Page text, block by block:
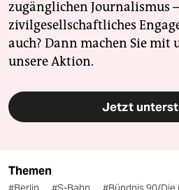
zugänglichen Journalismus
zivilgesellschaftliches
auch? Dann machen Sie mit
unsere Aktion.
Jetzt
Themen